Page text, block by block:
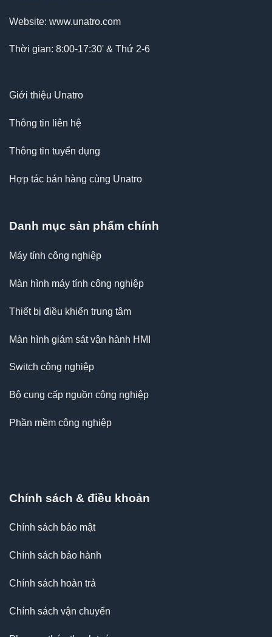
Website: www.unatro.com
Thời gian: 8:00-17:30' & Thứ 2-6
Giới thiệu Unatro
Thông tin liên hệ
Thông tin tuyển dụng
Hợp tác bán hàng cùng Unatro
Danh mục sản phẩm chính
Máy tính công nghiệp
Màn hình máy tính công nghiệp
Thiết bị điều khiển trung tâm
Màn hình giám sát vận hành HMI
Switch công nghiệp
Bộ cung cấp nguồn công nghiệp
Phần mềm công nghiệp
Chính sách & điều khoản
Chính sách bảo mật
Chính sách bảo hành
Chính sách hoàn trả
Chính sách vận chuyển